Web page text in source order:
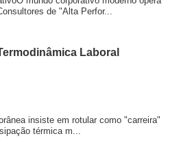
de "Alta Perfor...
Laboral
insiste em rotular como "carreira"
térmica m...